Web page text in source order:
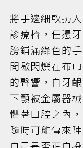
將手邊細軟扔
診療椅，任憑
膀鋪滿綠色的
間歇閃爍在布
的聲響，自牙
下顎被金屬器
懼著口腔之內
隨時可能傳來